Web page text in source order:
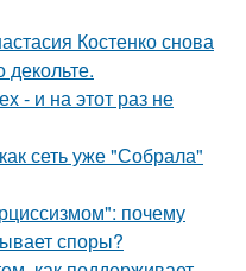
Костенко снова
- и на этот раз не
сеть уже "Собрала"
почему
споры?